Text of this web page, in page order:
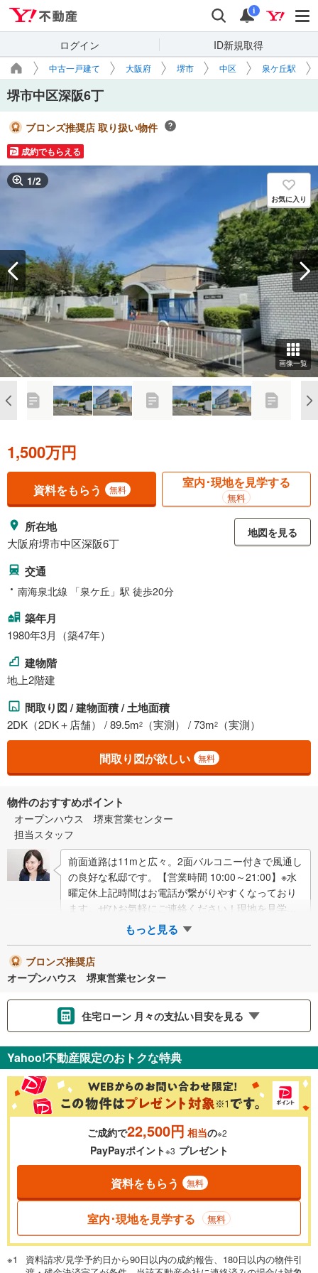
検索 通知
i
ログイン ID新規取得
中古一戸建て 大阪府 堺市 中区 泉ケ丘駅
堺市中区深阪6丁
ブロンズ推奨店 取り扱い物件
成約でもらえる
1/2
お気に入り
画像一覧
1,500万円
資料をもらう 無料 室内･現地を見学する
無料
所在地
大阪府堺市中区深阪6丁
地図を見る
交通
南海泉北線 「泉ケ丘」駅 徒歩20分
築年月
1980年3月（築47年）
建物階
地上2階建
間取り図 / 建物面積 / 土地面積
2DK（2DK＋店舗） / 89.5m2 （実測） / 73m2 （実測）
間取り図が欲しい 無料
物件のおすすめポイント
オープンハウス 堺東営業センター
担当スタッフ
前面道路は11mと広々。2面バルコニー付きで風通し
の良好な私邸です。【営業時間 10:00～21:00】※水
曜定休上記時間はお電話が繋がりやすくなっており
ます。ぜひお気軽にご連絡ください！現地を見学さ
れる場合は「室内・現地を見学す…
もっと見る
ブロンズ推奨店
オープンハウス 堺東営業センター
住宅ローン 月々の支払い目安を見る
金利 ％
0.01%
一般的には最長35年まで借り入れ可能です。多くの金融機関
が完済時の年齢は80歳までを条件としています。
閉じる
頭金 万円
Yahoo!不動産限定のおトクな特典
ご成約で22,500円 相当の※2
PayPayポイント※3 プレゼント
資料をもらう 無料
室内･現地を見学する 無料
資料請求/見学予約日から90日以内の成約報告、180日以内の物件引